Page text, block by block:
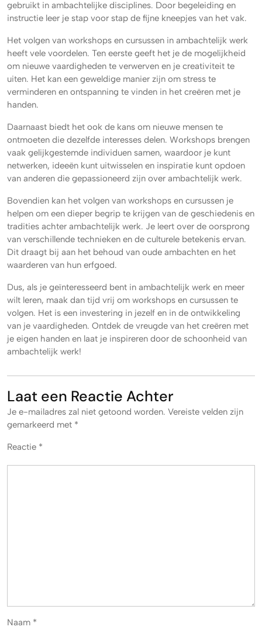
gebruikt in ambachtelijke disciplines. Door begeleiding en
instructie leer je stap voor stap de fijne kneepjes van het vak.
Het volgen van workshops en cursussen in ambachtelijk werk
heeft vele voordelen. Ten eerste geeft het je de mogelijkheid
om nieuwe vaardigheden te verwerven en je creativiteit te
uiten. Het kan een geweldige manier zijn om stress te
verminderen en ontspanning te vinden in het creëren met je
handen.
Daarnaast biedt het ook de kans om nieuwe mensen te
ontmoeten die dezelfde interesses delen. Workshops brengen
vaak gelijkgestemde individuen samen, waardoor je kunt
netwerken, ideeën kunt uitwisselen en inspiratie kunt opdoen
van anderen die gepassioneerd zijn over ambachtelijk werk.
Bovendien kan het volgen van workshops en cursussen je
helpen om een dieper begrip te krijgen van de geschiedenis en
tradities achter ambachtelijk werk. Je leert over de oorsprong
van verschillende technieken en de culturele betekenis ervan.
Dit draagt bij aan het behoud van oude ambachten en het
waarderen van hun erfgoed.
Dus, als je geïnteresseerd bent in ambachtelijk werk en meer
wilt leren, maak dan tijd vrij om workshops en cursussen te
volgen. Het is een investering in jezelf en in de ontwikkeling
van je vaardigheden. Ontdek de vreugde van het creëren met
je eigen handen en laat je inspireren door de schoonheid van
ambachtelijk werk!
Laat een Reactie Achter
Je e-mailadres zal niet getoond worden. Vereiste velden zijn
gemarkeerd met *
Reactie *
Naam *